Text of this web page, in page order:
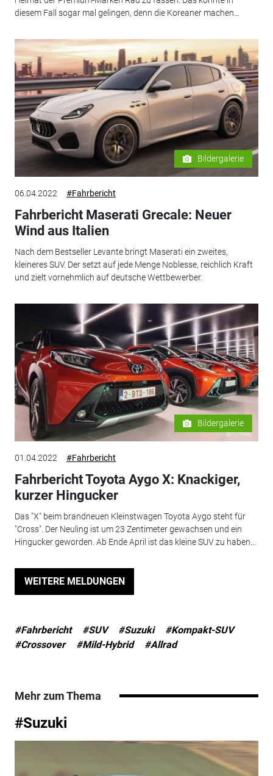
diesem Fall sogar mal gelingen, denn die Koreaner machen...
Bildergalerie
06.04.2022 #Fahrbericht
Fahrbericht Maserati Grecale: Neuer
Wind aus Italien
Nach dem Bestseller Levante bringt Maserati ein zweites,
kleineres SUV. Der setzt auf jede Menge Noblesse, reichlich Kraft
und zielt vornehmlich auf deutsche Wettbewerber.
Bildergalerie
01.04.2022 #Fahrbericht
Fahrbericht Toyota Aygo X: Knackiger,
kurzer Hingucker
Das "X" beim brandneuen Kleinstwagen Toyota Aygo steht für
"Cross". Der Neuling ist um 23 Zentimeter gewachsen und ein
Hingucker geworden. Ab Ende April ist das kleine SUV zu haben...
WEITERE MELDUNGEN
#Fahrbericht #SUV #Suzuki
#Kompakt-SUV
#Crossover
#Mild-Hybrid #Allrad
Mehr zum Thema
#Suzuki